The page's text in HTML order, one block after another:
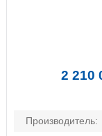
Производитель:
2 210